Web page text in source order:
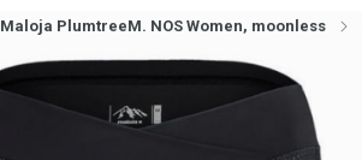
Maloja PlumtreeM. NOS Women, moonless